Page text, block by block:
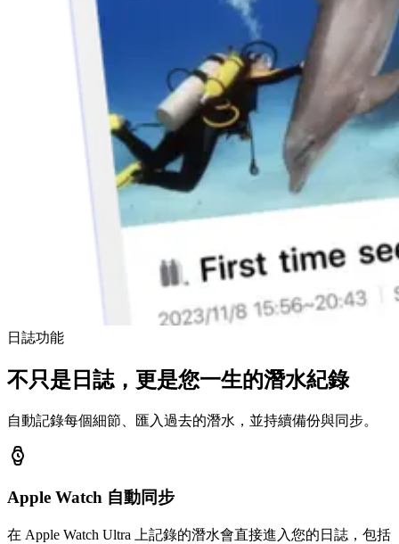
日誌功能
不只是日誌，更是您一生的潛水紀錄
自動記錄每個細節、匯入過去的潛水，並持續備份與同步。
Apple Watch 自動同步
在 Apple Watch Ultra 上記錄的潛水會直接進入您的日誌，包括